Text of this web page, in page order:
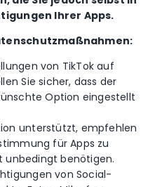
Ihrer Apps.
von TikTok auf
Sie sicher, dass der
Option eingestellt
unterstützt, empfehlen
für Apps zu
unbedingt benötigen.
von Social-